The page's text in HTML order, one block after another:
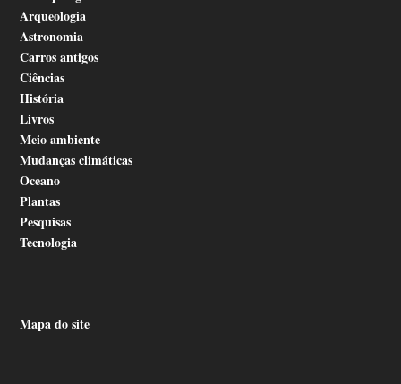
Arqueologia
Astronomia
Carros antigos
Ciências
História
Livros
Meio ambiente
Mudanças climáticas
Oceano
Plantas
Pesquisas
Tecnologia
Mapa do site